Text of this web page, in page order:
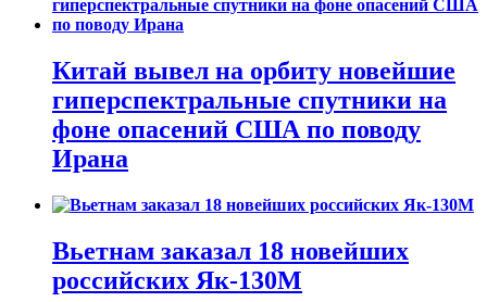
Китай вывел на орбиту новейшие
гиперспектральные спутники на
фоне опасений США по поводу
Ирана
Вьетнам заказал 18 новейших
российских Як-130М